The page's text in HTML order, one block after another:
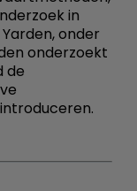
in
onder
onderzoekt
de